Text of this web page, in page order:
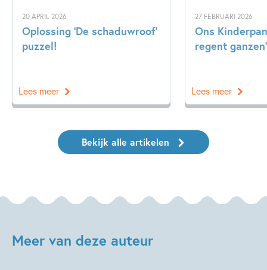
20 APRIL 2026
Oplossing ‘De schaduwroof’
puzzel!
Lees meer
27 FEBRUARI 2026
Ons
regent ganzen’
Lees meer
Bekijk alle artikelen
Meer van deze auteur